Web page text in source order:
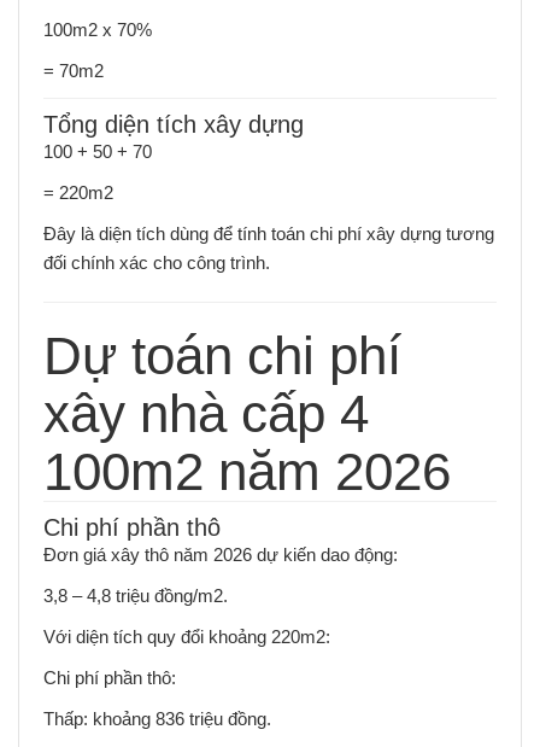
100m2 x 70%
= 70m2
Tổng diện tích xây dựng
100 + 50 + 70
= 220m2
Đây là diện tích dùng để tính toán chi phí xây dựng tương
đối chính xác cho công trình.
Dự toán chi phí
xây nhà cấp 4
100m2 năm 2026
Chi phí phần thô
Đơn giá xây thô năm 2026 dự kiến dao động:
3,8 – 4,8 triệu đồng/m2.
Với diện tích quy đổi khoảng 220m2:
Chi phí phần thô:
Thấp: khoảng 836 triệu đồng.